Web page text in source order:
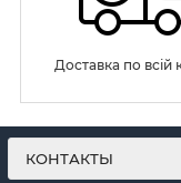
Доставка по всій
КОНТАКТЫ